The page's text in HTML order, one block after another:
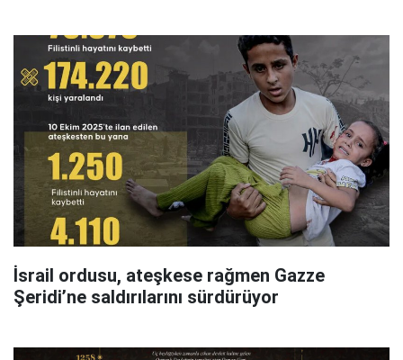
İsrail ordusu, ateşkese rağmen Gazze
Şeridi’ne saldırılarını sürdürüyor